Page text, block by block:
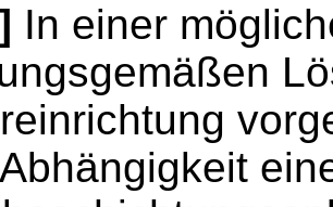
In einer